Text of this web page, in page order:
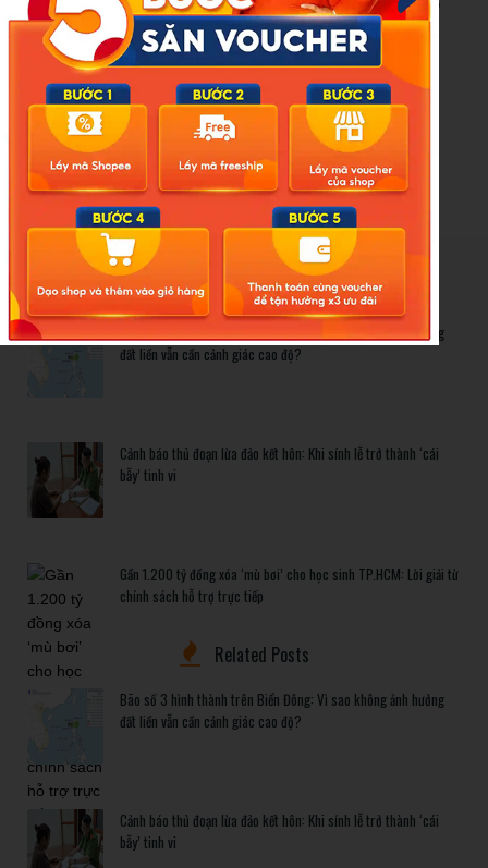
trật tự
Theo Nam An (t/h)
Nguồn: Đời sống & pháp luật
New Posts
Bão số 3 hình thành trên Biển Đông: Vì sao không ảnh hưởng
đất liền vẫn cần cảnh giác cao độ?
Cảnh báo thủ đoạn lừa đảo kết hôn: Khi sính lễ trở thành ‘cái
bẫy’ tinh vi
Gần 1.200 tỷ đồng xóa ‘mù bơi’ cho học sinh TP.HCM: Lời giải từ
chính sách hỗ trợ trực tiếp
Related Posts
Bão số 3 hình thành trên Biển Đông: Vì sao không ảnh hưởng
đất liền vẫn cần cảnh giác cao độ?
Cảnh báo thủ đoạn lừa đảo kết hôn: Khi sính lễ trở thành ‘cái
bẫy’ tinh vi